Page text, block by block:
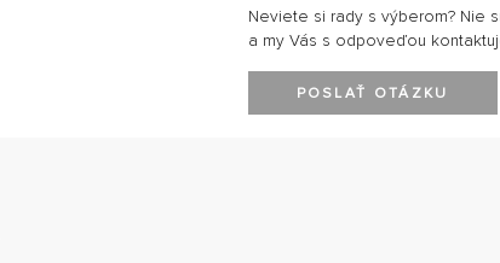
Neviete si rady s výberom? Nie
a my Vás s odpoveďou
POSLAŤ OTÁZKU